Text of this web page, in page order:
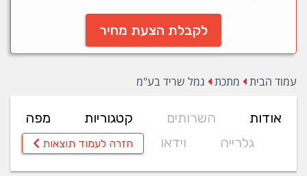
לקבלת הצעת מחיר
עמוד הבית מתכת גמל שריד בע"מ
אודות השרותים קטגוריות
מפה
גלרייה
וידאו חזרה לעמוד תוצאות